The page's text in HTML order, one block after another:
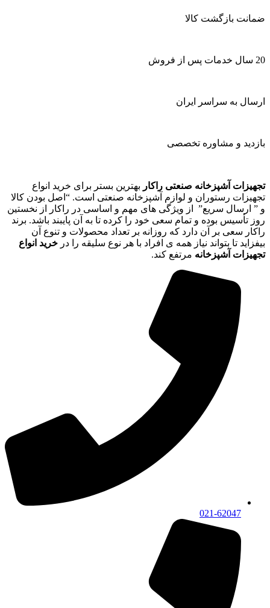
ضمانت بازگشت کالا
20 سال خدمات پس از فروش
ارسال به سراسر ایران
بازدید و مشاوره تخصصی
تجهیزات آشپزخانه صنعتی راکار بهترین بستر برای خرید انواع
تجهیزات رستوران و لوازم آشپزخانه صنعتی است. “اصل بودن کالا
و ” ارسال سریع” از ویژگی های مهم و اساسی در راکار از نخستین
روز تأسیس بوده و تمام سعی خود را کرده تا به آن پایبند باشد. برند
راکار سعی بر آن دارد که روزانه بر تعداد محصولات و تنوع آن
بیفزاید تا بتواند نیاز همه ی افراد با هر نوع سلیقه را در خرید انواع
تجهیزات آشپزخانه مرتفع کند.
021-62047